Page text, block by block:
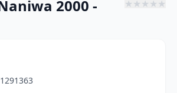
2000 -
★★★★★